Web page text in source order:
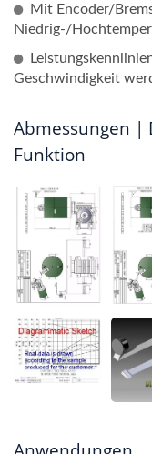
Mit Encoder/
Niedrig-/
Geschwindigkeit
Abmessungen
Funktion